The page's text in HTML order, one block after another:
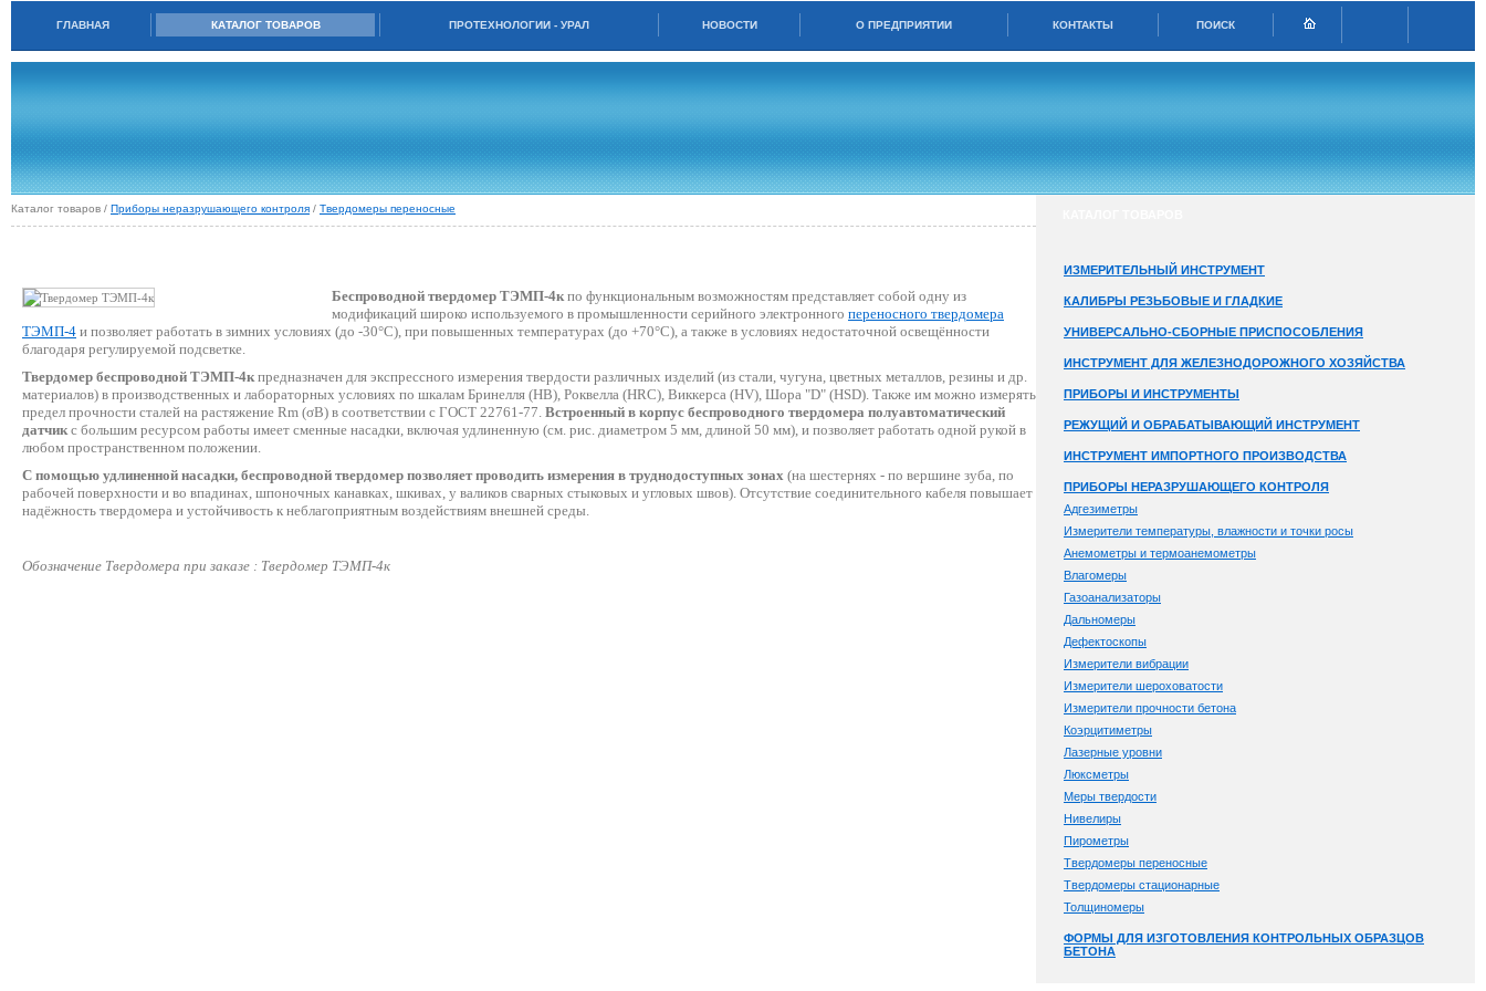
ГЛАВНАЯ КАТАЛОГ ТОВАРОВ ПРОТЕХНОЛОГИИ - УРАЛ НОВОСТИ О ПРЕДПРИЯТИИ КОНТАКТЫ ПОИСК
Каталог товаров / Приборы неразрушающего контроля / Твердомеры переносные
Беспроводной твердомер ТЭМП-4кпо функциональным возможностям представляет собой одну из
модификаций широко используемого в промышленности серийного электронного переносного твердомера
ТЭМП-4 и позволяет работать в зимних условиях (до -30°С), при повышенных температурах (до +70°С), а также в условиях недостаточной освещённости
благодаря регулируемой подсветке.
Твердомер беспроводной ТЭМП-4кпредназначен для экспрессного измерения твердости различных изделий (из стали, чугуна, цветных металлов, резины и др.
материалов) в производственных и лабораторных условиях по шкалам Бринелля (НВ), Роквелла (HRC), Виккерса (HV), Шора "D" (HSD). Также им можно измерять
предел прочности сталей на растяжение Rm (σB) в соответствии с ГОСТ 22761-77. Встроенный в корпус беспроводного твердомера полуавтоматический
датчикс большим ресурсом работы имеет сменные насадки, включая удлиненную (см. рис. диаметром 5 мм, длиной 50 мм), и позволяет работать одной рукой в
любом пространственном положении.
С помощью удлиненной насадки, беспроводной твердомер позволяет проводить измерения в труднодоступных зонах (на шестернях - по вершине зуба, по
рабочей поверхности и во впадинах, шпоночных канавках, шкивах, у валиков сварных стыковых и угловых швов). Отсутствие соединительного кабеля повышает
надёжность твердомера и устойчивость к неблагоприятным воздействиям внешней среды.
Обозначение Твердомера при заказе : Твердомер ТЭМП-4к
ИЗМЕРИТЕЛЬНЫЙ ИНСТРУМЕНТ
КАЛИБРЫ РЕЗЬБОВЫЕ И ГЛАДКИЕ
УНИВЕРСАЛЬНО-СБОРНЫЕ ПРИСПОСОБЛЕНИЯ
ИНСТРУМЕНТ ДЛЯ ЖЕЛЕЗНОДОРОЖНОГО ХОЗЯЙСТВА
ПРИБОРЫ И ИНСТРУМЕНТЫ
РЕЖУЩИЙ И ОБРАБАТЫВАЮЩИЙ ИНСТРУМЕНТ
ИНСТРУМЕНТ ИМПОРТНОГО ПРОИЗВОДСТВА
ПРИБОРЫ НЕРАЗРУШАЮЩЕГО КОНТРОЛЯ
Адгезиметры
Измерители температуры, влажности и точки росы
Анемометры и термоанемометры
Влагомеры
Газоанализаторы
Дальномеры
Дефектоскопы
Измерители вибрации
Измерители шероховатости
Измерители прочности бетона
Коэрцитиметры
Лазерные уровни
Люксметры
Меры твердости
Нивелиры
Пирометры
Твердомеры переносные
Твердомеры стационарные
Толщиномеры
ФОРМЫ ДЛЯ ИЗГОТОВЛЕНИЯ КОНТРОЛЬНЫХ ОБРАЗЦОВ
БЕТОНА